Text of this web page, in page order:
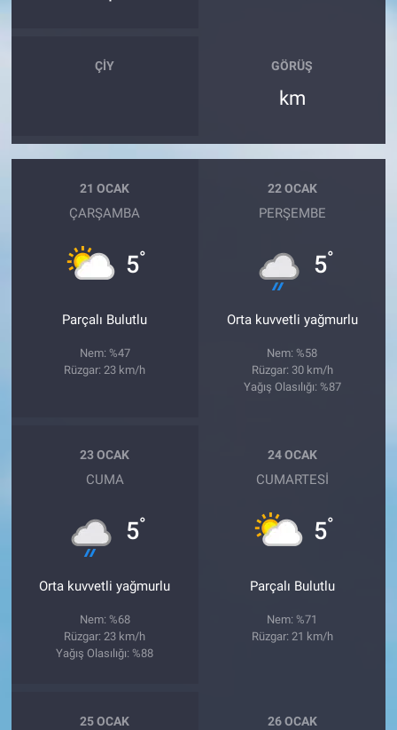
ÇIY GÖRÜŞ
km
21 OCAK
ÇARŞAMBA
5°
Parçalı Bulutlu
Nem: %47
Rüzgar: 23 km/h
22 OCAK
PERŞEMBE
5°
Orta kuvvetli yağmurlu
Nem: %58
Rüzgar: 30 km/h
Yağış Olasılığı: %87
23 OCAK
CUMA
5°
Orta kuvvetli yağmurlu
Nem: %68
Rüzgar: 23 km/h
Yağış Olasılığı: %88
24 OCAK
CUMARTESI
5°
Parçalı Bulutlu
Nem: %71
Rüzgar: 21 km/h
25 OCAK 26 OCAK